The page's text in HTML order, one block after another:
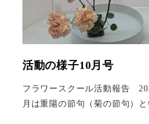
活動の様子10月号
フラワースクール活動報告
月は重陽の節句（菊の節句）